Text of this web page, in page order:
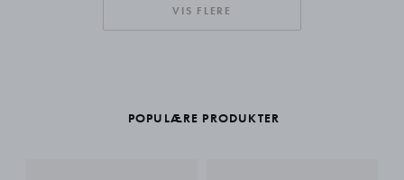
VIS FLERE
POPULÆRE PRODUKTER